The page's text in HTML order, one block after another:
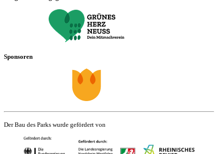
Sponsoren
Der Bau des Parks wurde gefördert von